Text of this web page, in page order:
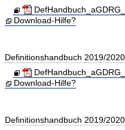
Download-Hilfe?
Definitionshandbuch 2019/
Download-Hilfe?
Definitionshandbuch 2019/